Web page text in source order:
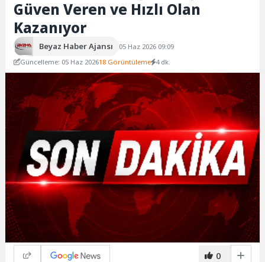
Güven Veren ve Hızlı Olan
Kazanıyor
Beyaz Haber Ajansı
05 Haz 2026 09:09
Güncelleme: 05 Haz 202618 Görüntüleme 4 dk.
0